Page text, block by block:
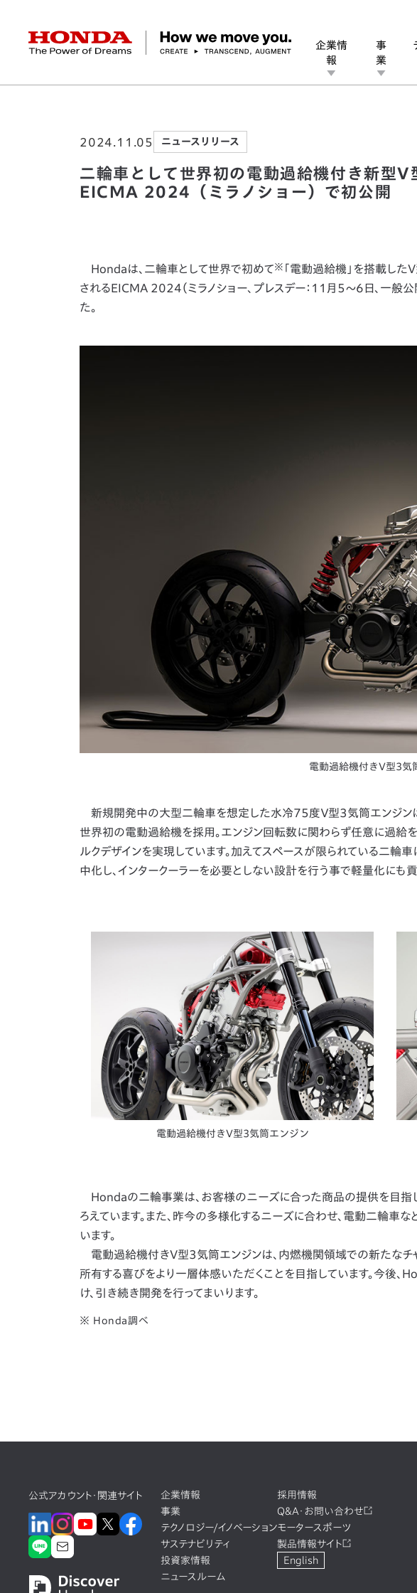
HONDA The Power of Dreams
企業情
報
経営方針 会社概要 ヒストリー
事
業
パワープロダクツ マリン
デザイン オープンイノベーション
Honda Report 環境 社会
財務・業績情報 株式・債券情報
二輪車として世界初の電動過給機付き新
2024.11.05 ニュースリリース
二輪車として世界初の電動過給機付き新型V
EICMA 2024（ミラノショー）で初公開
Hondaは、二輪車として世界で初めて※
「電動過給機」を搭載した
されるEICMA 2024（ミラノショー、プレスデー：11月5～6日、一般
た。
電動過給機付きV型3気
新規開発中の大型二輪車を想定した水冷75度Ⅴ型3気筒エンジンは
世界初の電動過給機を採用。エンジン回転数に関わらず任意に過給を
ルクデザインを実現しています。加えてスペースが限られている二輪
中化し、インタークーラーを必要としない設計を行う事で軽量化にも貢
電動過給機付きV型3気筒エンジン
Hondaの二輪事業は、お客様のニーズに合った商品の提供を目指
ろえています。また、昨今の多様化するニーズに合わせ、電動二輪車
います。
電動過給機付きV型3気筒エンジンは、内燃機関領域での新たなチャ
所有する喜びをより一層体感いただくことを目指しています。今後
け、引き続き開発を行ってまいります。
※ Honda調べ
公式アカウント・関連サイト
企業情報
事業
テクノロジー/イノベーション
サステナビリティ
投資家情報
ニュースルーム
採用情報
Q&A・お問い合わせ
モータースポーツ
製品情報サイト
English